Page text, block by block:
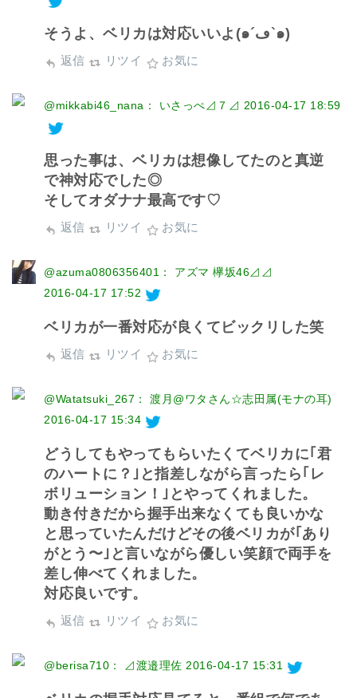
そうよ、ベリカは対応いいよ(๑´ڡ`๑)
返信 リツイ お気に
@mikkabi46_nana： いさっぺ⊿７⊿ 2016-04-17 18:59
思った事は、ベリカは想像してたのと真逆
で神対応でした◎
そしてオダナナ最高です♡
返信 リツイ お気に
@azuma0806356401： アズマ 欅坂46⊿⊿
2016-04-17 17:52
ベリカが一番対応が良くてビックリした笑
返信 リツイ お気に
@Watatsuki_267： 渡月@ワタさん☆志田属(モナの耳)
2016-04-17 15:34
どうしてもやってもらいたくてベリカに｢君
のハートに？｣と指差しながら言ったら｢レ
ボリューション！｣とやってくれました。
動き付きだから握手出来なくても良いかな
と思っていたんだけどその後ベリカが｢あり
がとう〜｣と言いながら優しい笑顔で両手を
差し伸べてくれました。
対応良いです。
返信 リツイ お気に
@berisa710： ⊿渡邉理佐 2016-04-17 15:31